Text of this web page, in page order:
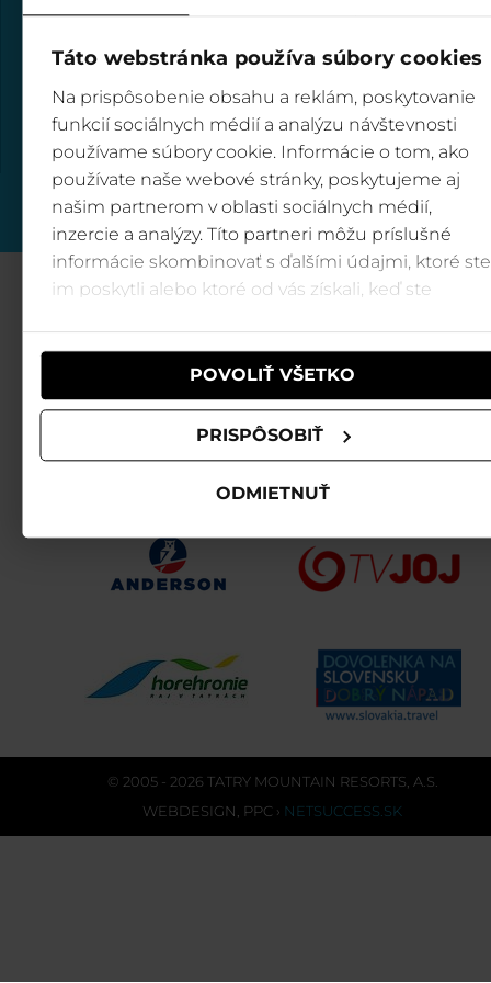
Táto webstránka používa súbory cookies
Na prispôsobenie obsahu a reklám, poskytovanie
funkcií sociálnych médií a analýzu návštevnosti
používame súbory cookie. Informácie o tom, ako
používate naše webové stránky, poskytujeme aj
našim partnerom v oblasti sociálnych médií,
inzercie a analýzy. Títo partneri môžu príslušné
informácie skombinovať s ďalšími údajmi, ktoré ste
im poskytli alebo ktoré od vás získali, keď ste
POVOLIŤ VŠETKO
PRISPÔSOBIŤ
ODMIETNUŤ
Klientské centrum Krupová
PO - NE= 8:00 - 17:30
+421 911 85 63 91
GOPASSinfolinka (PO-NE 800 - 18
0850 122 155
© 2005 - 2026 TATRY MOUNTAIN RESORTS, A.S.
WEBDESIGN PPC › NETSUCCESS.SK